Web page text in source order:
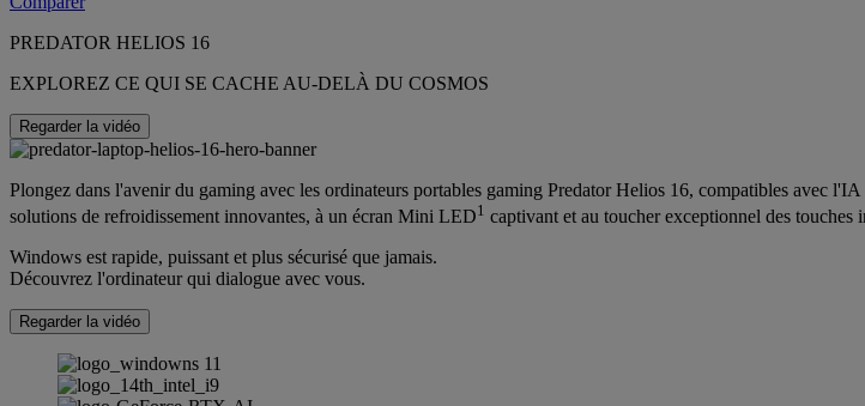
PREDATOR HELIOS 16
EXPLOREZ CE QUI SE CACHE AU-DELÀ DU COSMOS
Regarder la vidéo
Plongez dans l'avenir du gaming avec les ordinateurs portables gaming Predator Helios 16, compatibles avec
solutions de refroidissement innovantes, à un écran Mini LED1 captivant et au toucher exceptionnel des
Windows est rapide, puissant et plus sécurisé que jamais.
Découvrez l'ordinateur qui dialogue avec vous.
Regarder la vidéo